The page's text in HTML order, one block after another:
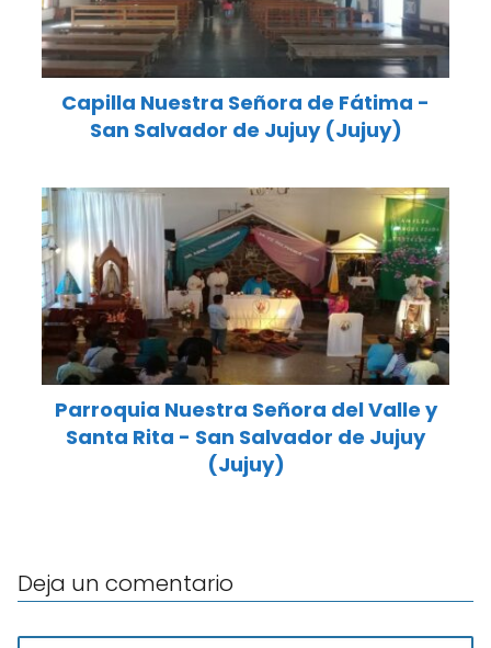
Capilla Nuestra Señora de Fátima -
San Salvador de Jujuy (Jujuy)
Parroquia Nuestra Señora del Valle y
Santa Rita - San Salvador de Jujuy
(Jujuy)
Deja un comentario